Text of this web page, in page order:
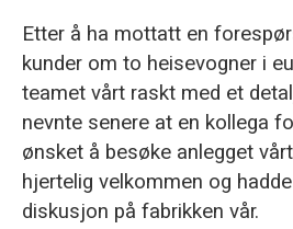
Etter å ha mottatt en
kunder om to heisevogner i
teamet vårt raskt med et
nevnte senere at en kollega
ønsket å besøke anlegget
hjertelig velkommen og
diskusjon på fabrikken vår.